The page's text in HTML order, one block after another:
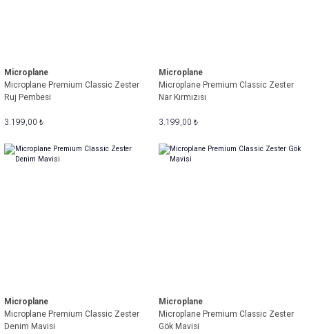
Microplane
Microplane Premium Classic Zester
Ruj Pembesi
3.199,00 ₺
Microplane
Microplane Premium Classic Zester
Nar Kırmızısı
3.199,00 ₺
Microplane
Microplane Premium Classic Zester
Denim Mavisi
Microplane
Microplane Premium Classic Zester
Gök Mavisi